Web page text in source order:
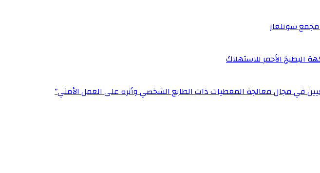
مجمع سونلغاز
البطيخ الأحمر للاستهلاك
في مجال معالجة المعطيات ذات الطابع الشخصي وأثره على العمل الأمني”